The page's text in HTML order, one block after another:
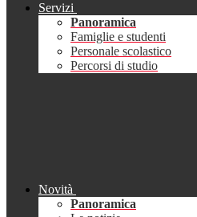
Servizi
Panoramica
Famiglie e studenti
Personale scolastico
Percorsi di studio
Novità
Panoramica